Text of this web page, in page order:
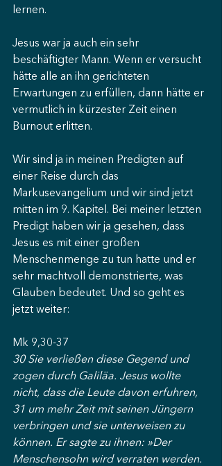
lernen.
Jesus war ja auch ein sehr
beschäftigter Mann. Wenn er versucht
hätte alle an ihn gerichteten
Erwartungen zu erfüllen, dann hätte er
vermutlich in kürzester Zeit einen
Burnout erlitten.
Wir sind ja in meinen Predigten auf
einer Reise durch das
Markusevangelium und wir sind jetzt
mitten im 9. Kapitel. Bei meiner letzten
Predigt haben wir ja gesehen, dass
Jesus es mit einer großen
Menschenmenge zu tun hatte und er
sehr machtvoll demonstrierte, was
Glauben bedeutet. Und so geht es
jetzt weiter:
Mk 9,30-37
30 Sie verließen diese Gegend und
zogen durch Galiläa. Jesus wollte
nicht, dass die Leute davon erfuhren,
31 um mehr Zeit mit seinen Jüngern
verbringen und sie unterweisen zu
können. Er sagte zu ihnen: »Der
Menschensohn wird verraten werden.